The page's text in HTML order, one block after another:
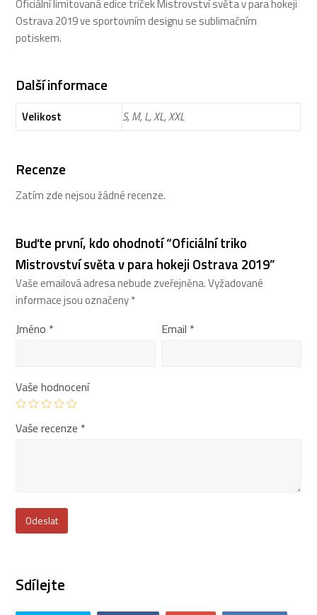
množství
Oficiální limitovaná edice triček Mistrovství světa v para hokeji
Ostrava 2019 ve sportovním designu se sublimačním
potiskem.
Další informace
Velikost S, M, L, XL, XXL
Recenze
Zatím zde nejsou žádné recenze.
Buďte první, kdo ohodnotí “Oficiální triko
Mistrovství světa v para hokeji Ostrava 2019”
Vaše emailová adresa nebude zveřejněna.Vyžadované
informace jsou označeny*
Jméno * Email *
Vaše hodnocení
Vaše recenze *
Sdílejte